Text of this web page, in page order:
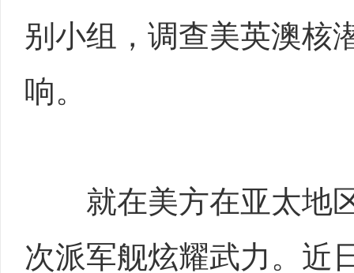
别小组，调查美英澳核
响。
就在美方在亚太地区
次派军舰炫耀武力。近